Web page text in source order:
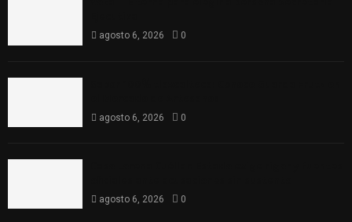
agosto 6, 2026 0
agosto 6, 2026 0
agosto 6, 2026 0